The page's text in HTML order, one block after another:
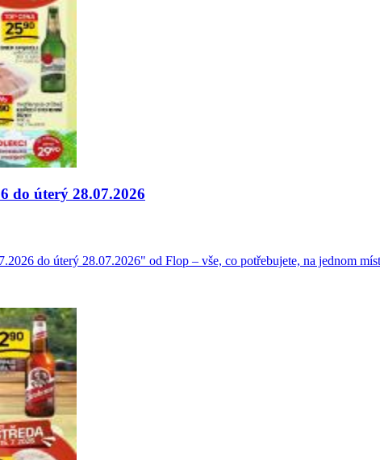
do úterý 28.07.2026
do úterý 28.07.2026" od Flop – vše, co potřebujete, na jednom